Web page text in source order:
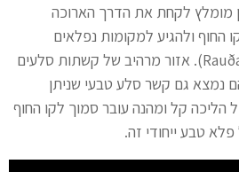
מומלץ לקחת את הדרך הארוכה
ולהגיע למקומות נפלאים
(Rauðanes). אזור מרהיב של קשתות סלעים
נמצא גם קשר סלע טבעי שניתן
הליכה קל ומהנה עובר סמוך לקו החוף
טבע ייחודי זה.